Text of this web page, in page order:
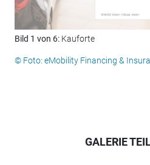
Bild 1 von 6: Kauforte
© Foto: eMobility Financing &
GALERIE